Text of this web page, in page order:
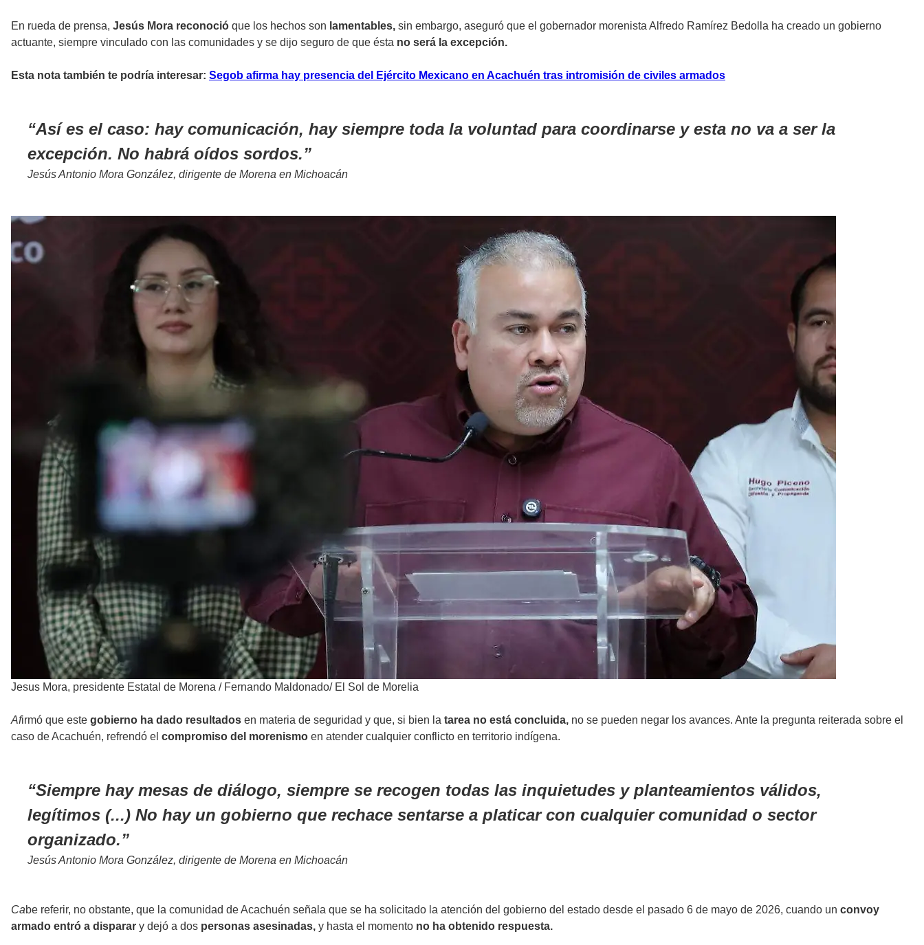
En rueda de prensa, Jesús Mora reconoció que los hechos son lamentables, sin embargo, aseguró que el gobernador morenista Alfredo Ramírez Bedolla ha creado un gobierno
actuante, siempre vinculado con las comunidades y se dijo seguro de que ésta no será la excepción.
Esta nota también te podría interesar: Segob afirma hay presencia del Ejército Mexicano en Acachuén tras intromisión de civiles armados
Así es el caso: hay comunicación, hay siempre toda la voluntad para coordinarse y esta no va a ser la
excepción. No habrá oídos sordos.
Jesús Antonio Mora González, dirigente de Morena en Michoacán
Jesus Mora, presidente Estatal de Morena / Fernando Maldonado/ El Sol de Morelia
Afirmó que este gobierno ha dado resultados en materia de seguridad y que, si bien la tarea no está concluida, no se pueden negar los avances. Ante la pregunta reiterada sobre el
caso de Acachuén, refrendó el compromiso del morenismo en atender cualquier conflicto en territorio indígena.
Siempre hay mesas de diálogo, siempre se recogen todas las inquietudes y planteamientos válidos,
legítimos (...) No hay un gobierno que rechace sentarse a platicar con cualquier comunidad o sector
organizado.
Jesús Antonio Mora González, dirigente de Morena en Michoacán
Cabe referir, no obstante, que la comunidad de Acachuén señala que se ha solicitado la atención del gobierno del estado desde el pasado 6 de mayo de 2026, cuando un convoy
armado entró a disparar y dejó a dos personas asesinadas, y hasta el momento no ha obtenido respuesta.